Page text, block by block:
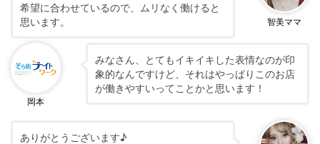
智美ママ
希望に合わせているので、ムリなく働けると
思います。
岡本
みなさん、とてもイキイキした表情なのが印
象的なんですけど、それはやっぱりこのお店
が働きやすいってことかと思います！
ありがとうございます♪